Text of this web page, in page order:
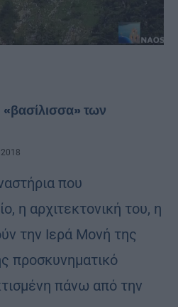
των
που
η αρχιτεκτονική του, η
την Ιερά Μονή της
προσκυνηματικό
πάνω από την